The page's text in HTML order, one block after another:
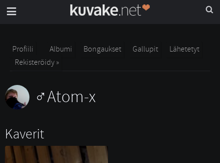
Profiili Albumi Bongaukset Gallupit
Lähetetyt
Rekisteröidy »
Atom-x
Kaverit